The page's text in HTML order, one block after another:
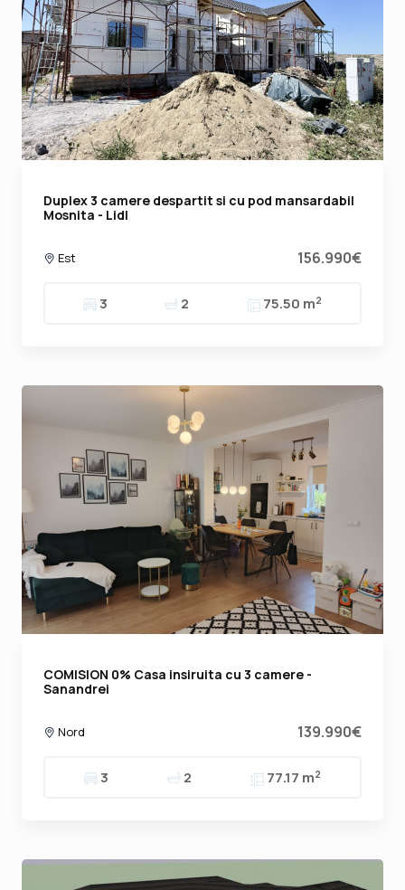
Duplex 3 camere despartit si cu pod mansardabil
Mosnita - Lidl
Est 156.990€
3 2 75.50 m2
COMISION 0% Casa insiruita cu 3 camere -
Sanandrei
Nord 139.990€
3 2 77.17 m2